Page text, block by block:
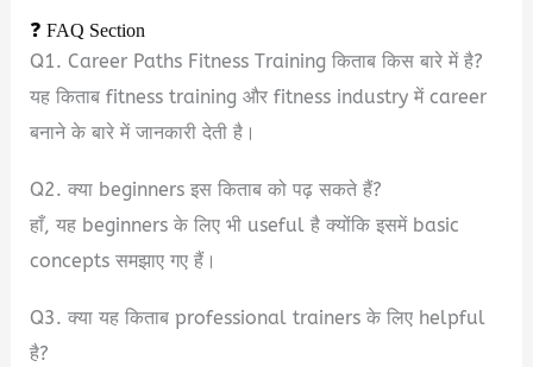
❓ FAQ Section
Q1. Career Paths Fitness Training किताब किस बारे में है?
यह किताब fitness training और fitness industry में career
बनाने के बारे में जानकारी देती है।
Q2. क्या beginners इस किताब को पढ़ सकते हैं?
हाँ, यह beginners के लिए भी useful है क्योंकि इसमें basic
concepts समझाए गए हैं।
Q3. क्या यह किताब professional trainers के लिए helpful
है?